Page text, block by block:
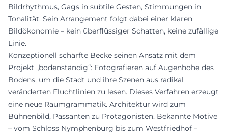
Bildrhythmus, Gags in subtile Gesten, Stimmungen in
Tonalität. Sein Arrangement folgt dabei einer klaren
Bildökonomie – kein überflüssiger Schatten, keine zufällige
Linie.
Konzeptionell schärfte Becke seinen Ansatz mit dem
Projekt „bodenständig“: Fotografieren auf Augenhöhe des
Bodens, um die Stadt und ihre Szenen aus radikal
veränderten Fluchtlinien zu lesen. Dieses Verfahren erzeugt
eine neue Raumgrammatik. Architektur wird zum
Bühnenbild, Passanten zu Protagonisten. Bekannte Motive
– vom Schloss Nymphenburg bis zum Westfriedhof –